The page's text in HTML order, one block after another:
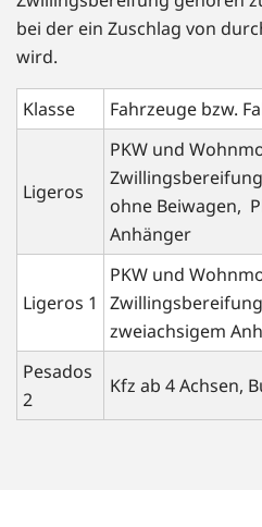
bei der ein Zuschlag von
wird.
Klasse Fahrzeuge bzw.
Ligeros
PKW und
ohne Beiwagen,
Anhänger
Ligeros 1
PKW und
zweiachsigem
Pesados
2
Kfz ab 4 Achsen,